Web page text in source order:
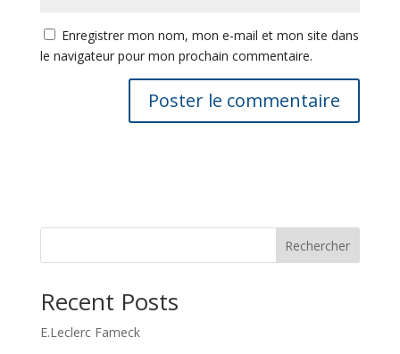
Enregistrer mon nom, mon e-mail et mon site dans
le navigateur pour mon prochain commentaire.
Rechercher
Recent Posts
E.Leclerc Fameck